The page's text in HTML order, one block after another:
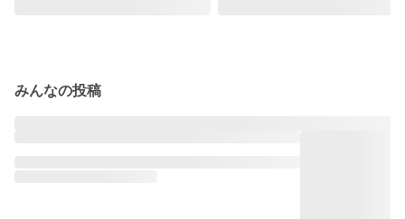
みんなの投稿